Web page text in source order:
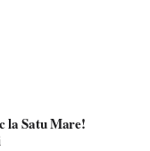
la Satu Mare!